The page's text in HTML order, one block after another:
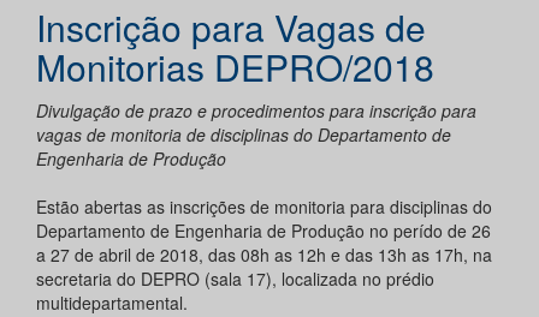
Inscrição para Vagas de
Monitorias DEPRO/2018
Divulgação de prazo e procedimentos para inscrição para
vagas de monitoria de disciplinas do Departamento de
Engenharia de Produção
Estão abertas as inscrições de monitoria para disciplinas do
Departamento de Engenharia de Produção no perído de 26
a 27 de abril de 2018, das 08h as 12h e das 13h as 17h, na
secretaria do DEPRO (sala 17), localizada no prédio
multidepartamental.